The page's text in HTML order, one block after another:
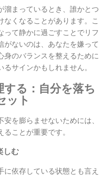
溜まっているとき、誰かとつ
なくなることがあります。こ
って静かに過ごすことでリフ
がないのは、あなたを嫌って
身のバランスを整えるために
るサインかもしれません。
る：自分を落ち
ット
を膨らませないためには、
ことが重要です。
しむ
依存している状態とも言え